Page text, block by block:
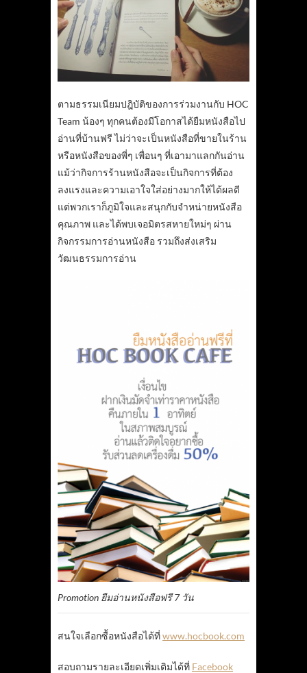
ตามธรรมเนียมปฎิบัติของการร่วมงานกับ HOC
Team น้องๆ ทุกคนต้องมีโอกาสได้ยืมหนังสือไป
อ่านที่บ้านฟรี ไม่ว่าจะเป็นหนังสือที่ขายในร้าน
หรือหนังสือของพี่ๆ เพื่อนๆ ที่เอามาแลกกันอ่าน
แม้ว่ากิจการร้านหนังสือจะเป็นกิจการที่ต้อง
ลงแรงและความเอาใจใส่อย่างมากให้ได้ผลดี
แต่พวกเราก็ภูมิใจและสนุกกับจำหน่ายหนังสือ
คุณภาพ และได้พบเจอมิตรสหายใหม่ๆ ผ่าน
กิจกรรมการอ่านหนังสือ รวมถึงส่งเสริม
วัฒนธรรมการอ่าน
Promotion ยืมอ่านหนังสือฟรี 7 วัน
สนใจเลือกซื้อหนังสือได้ที่www.hocbook.com
สอบถามรายละเอียดเพิ่มเติมได้ที่ Facebook